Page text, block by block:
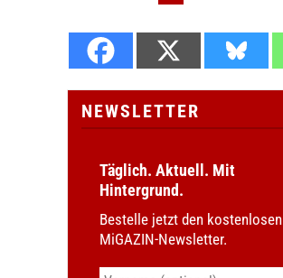
NEWSLETTER
Täglich. Aktuell. Mit
Hintergrund.
Bestelle jetzt den kostenlosen
MiGAZIN-Newsletter.